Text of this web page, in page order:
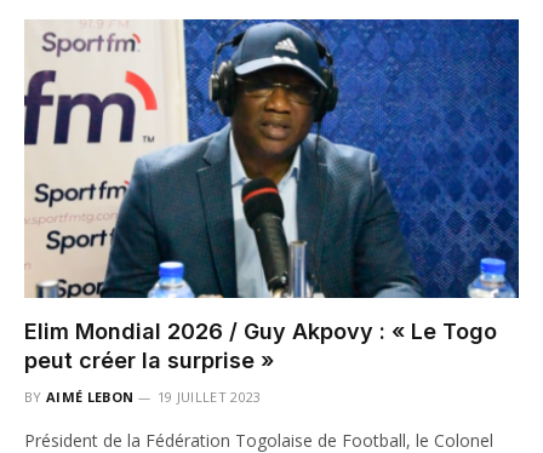
Elim Mondial 2026 / Guy Akpovy : « Le Togo
peut créer la surprise »
BY AIMÉ LEBON 19 JUILLET 2023
Président de la Fédération Togolaise de Football, le Colonel